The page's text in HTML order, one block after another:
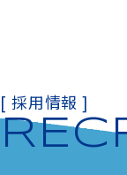
[ 採用情報 ]